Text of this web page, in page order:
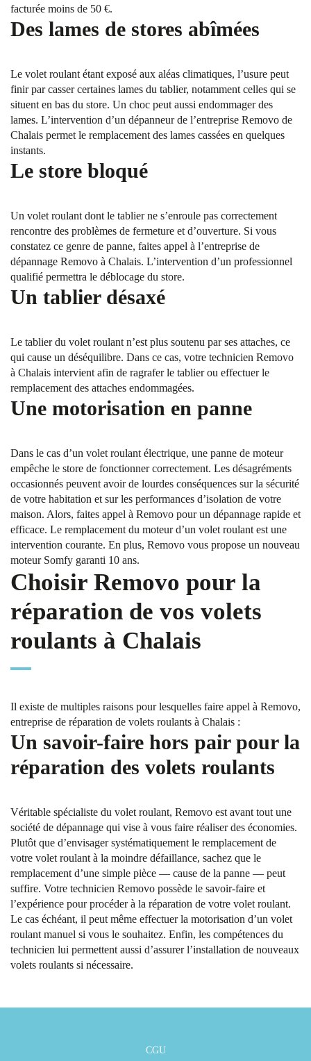
facturée moins de 50 €.
Des lames de stores abîmées
Le volet roulant étant exposé aux aléas climatiques, l’usure peut
finir par casser certaines lames du tablier, notamment celles qui se
situent en bas du store. Un choc peut aussi endommager des
lames. L’intervention d’un dépanneur de l’entreprise Removo de
Chalais permet le remplacement des lames cassées en quelques
instants.
Le store bloqué
Un volet roulant dont le tablier ne s’enroule pas correctement
rencontre des problèmes de fermeture et d’ouverture. Si vous
constatez ce genre de panne, faites appel à l’entreprise de
dépannage Removo à Chalais. L’intervention d’un professionnel
qualifié permettra le déblocage du store.
Un tablier désaxé
Le tablier du volet roulant n’est plus soutenu par ses attaches, ce
qui cause un déséquilibre. Dans ce cas, votre technicien Removo
à Chalais intervient afin de ragrafer le tablier ou effectuer le
remplacement des attaches endommagées.
Une motorisation en panne
Dans le cas d’un volet roulant électrique, une panne de moteur
empêche le store de fonctionner correctement. Les désagréments
occasionnés peuvent avoir de lourdes conséquences sur la sécurité
de votre habitation et sur les performances d’isolation de votre
maison. Alors, faites appel à Removo pour un dépannage rapide et
efficace. Le remplacement du moteur d’un volet roulant est une
intervention courante. En plus, Removo vous propose un nouveau
moteur Somfy garanti 10 ans.
Choisir Removo pour la
réparation de vos volets
roulants à Chalais
Il existe de multiples raisons pour lesquelles faire appel à Removo,
entreprise de réparation de volets roulants à Chalais :
Un savoir-faire hors pair pour la
réparation des volets roulants
Véritable spécialiste du volet roulant, Removo est avant tout une
société de dépannage qui vise à vous faire réaliser des économies.
Plutôt que d’envisager systématiquement le remplacement de
votre volet roulant à la moindre défaillance, sachez que le
remplacement d’une simple pièce — cause de la panne — peut
suffire. Votre technicien Removo possède le savoir-faire et
l’expérience pour procéder à la réparation de votre volet roulant.
Le cas échéant, il peut même effectuer la motorisation d’un volet
roulant manuel si vous le souhaitez. Enfin, les compétences du
technicien lui permettent aussi d’assurer l’installation de nouveaux
volets roulants si nécessaire.
CGU